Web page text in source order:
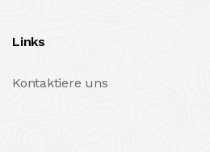
Links
Kontaktiere uns